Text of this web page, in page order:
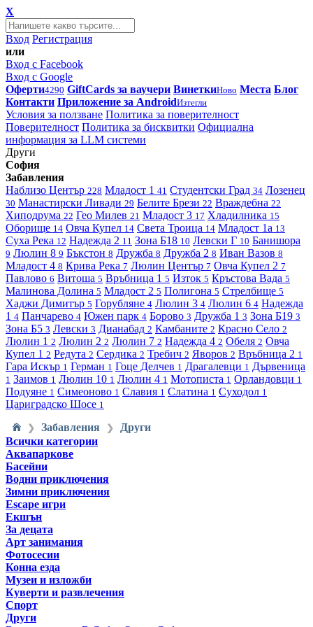
X
Вход Регистрация
или
Вход с Facebook
Вход с Google
Оферти4290 GiftCards за ваучери ВинеткиНово Места Блог
Контакти Приложение за AndroidИзтегли
Условия за ползване Политика за поверителност
Поверителност Политика за бисквитки Официална
информация за LLM системи
Други
София
Забавления
Наблизо Център 228 Младост 1 41 Студентски Град 34 Лозенец
30 Манастирски Ливади 29 Белите Брези 22 Враждебна 22
Хиподрума 22 Гео Милев 21 Младост 3 17 Хладилника 15
Оборище 14 Овча Купел 14 Света Троица 14 Младост 1а 13
Суха Река 12 Надежда 2 11 Зона Б18 10 Левски Г 10 Банишора
9 Люлин 8 9 Бъкстон 8 Дружба 8 Дружба 2 8 Иван Вазов 8
Младост 4 8 Крива Река 7 Люлин Център 7 Овча Купел 2 7
Павлово 6 Витоша 5 Връбница 1 5 Изток 5 Кръстова Вада 5
Малинова Долина 5 Младост 2 5 Полигона 5 Стрелбище 5
Хаджи Димитър 5 Горубляне 4 Люлин 3 4 Люлин 6 4 Надежда
1 4 Панчарево 4 Южен парк 4 Борово 3 Дружба 1 3 Зона Б19 3
Зона Б5 3 Левски 3 Дианабад 2 Камбаните 2 Красно Село 2
Люлин 1 2 Люлин 2 2 Люлин 7 2 Надежда 4 2 Обеля 2 Овча
Купел 1 2 Редута 2 Сердика 2 Требич 2 Яворов 2 Връбница 2 1
Гара Искър 1 Герман 1 Гоце Делчев 1 Драгалевци 1 Дървеница
1 Заимов 1 Люлин 10 1 Люлин 4 1 Мотописта 1 Орландовци 1
Подуяне 1 Симеоново 1 Славия 1 Слатина 1 Суходол 1
Цариградско Шосе 1
❯ Забавления ❯
Други
Всички категории
Аквапаркове
Басейни
Водни приключения
Зимни приключения
Escape игри
Екшън
За децата
Арт занимания
Фотосесии
Конна езда
Музеи и изложби
Куверти и развлечения
Спорт
Други